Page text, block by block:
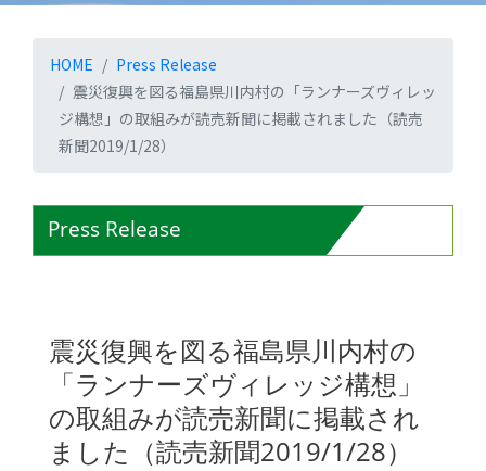
HOME
Press Release
震災復興を図る福島県川内村の「ランナーズヴィレッ
ジ構想」の取組みが読売新聞に掲載されました（読売
新聞2019/1/28）
Press Release
震災復興を図る福島県川内村の
「ランナーズヴィレッジ構想」
の取組みが読売新聞に掲載され
ました（読売新聞2019/1/28）